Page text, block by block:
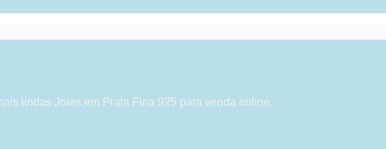
lindas Joias em Prata Fina 925 para venda online.